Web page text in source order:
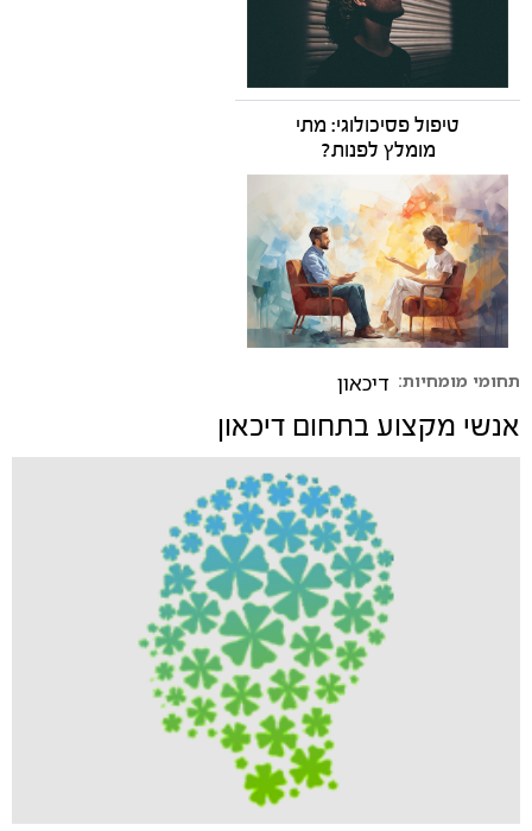
טיפול פסיכולוגי: מתי
מומלץ לפנות?
תחומי מומחיות: דיכאון
אנשי מקצוע בתחום דיכאון